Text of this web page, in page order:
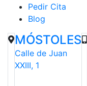
Pedir Cita
Blog
MÓSTOLES
Calle de Juan
XXIII, 1